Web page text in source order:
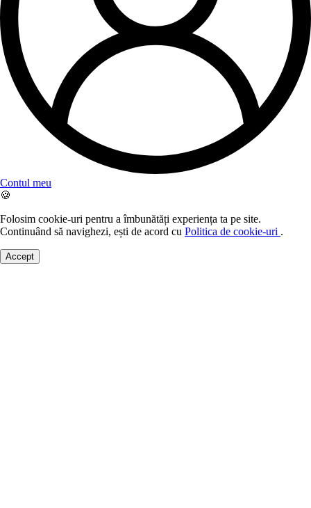
Contul meu
🍪
Folosim cookie-uri pentru a îmbunătăți experiența ta pe site.
Continuând să navighezi, ești de acord cu Politica de cookie-uri .
Accept